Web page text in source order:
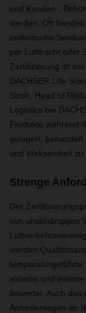
und Kunden-,
werden. Oft
zeitkritische
per Luftfracht oder
Zertifizierung ist
DACHSER Life-
Stroh, Head of
Logistics bei
Produkte während
gelagert,
und Wirksamkeit zu
Strenge
Der
von unabhängigen
werden
temperaturgeführte
externe und
bewertet. Auch das
Anforderungen an